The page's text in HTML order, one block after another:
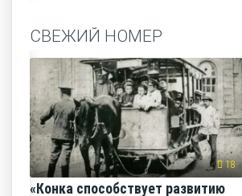
СВЕЖИЙ НОМЕР
18
«Конка способствует развитию